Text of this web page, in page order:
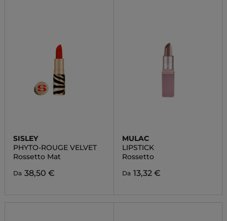
SISLEY
PHYTO-ROUGE VELVET
Rossetto Mat
Da 38,50 €
MULAC
LIPSTICK
Rossetto
Da 13,32 €